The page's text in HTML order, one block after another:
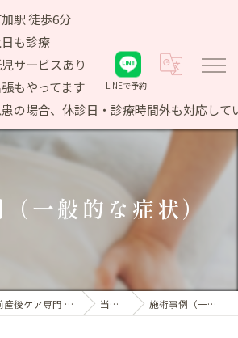
駅 徒歩6分
も診療
サービスあり
もやってます
の場合、休診日・診療時間外も対応して
LINEで予約
（一般的な症状）
草加で整体なら産前産後ケア専門 かおりビューティサロン 当院紹介 施術事例（一般的な症状）